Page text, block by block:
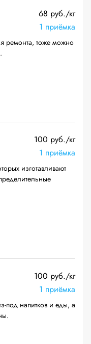
68 руб./кг
1 приёмка
ремонта, тоже можно
100 руб./кг
1 приёмка
изготавливают
100 руб./кг
1 приёмка
под напитков и еды, а